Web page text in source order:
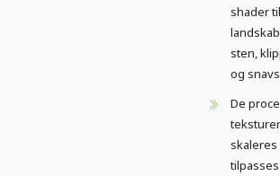
shader
sten,
og
De
skaleres
tilpasses